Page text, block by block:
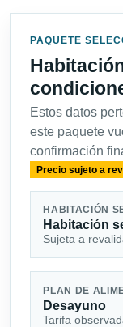
PAQUETE
Estos datos
este paquete
confirmación
Precio sujeto a
HABITACIÓN
Habitación
Sujeta a
PLAN DE
Desayuno
Tarifa